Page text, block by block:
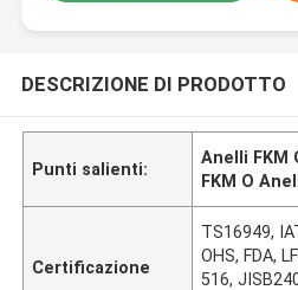
DESCRIZIONE DI PRODOTTO
Punti salienti:
Anelli FKM
FKM O
Certificazione
TS16949,
OHS, FDA,
516,